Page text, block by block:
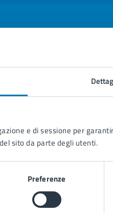
e di sessione per
sito da parte degli utenti.
Preferenze
assistenza
appuntamento
in città
disservizio